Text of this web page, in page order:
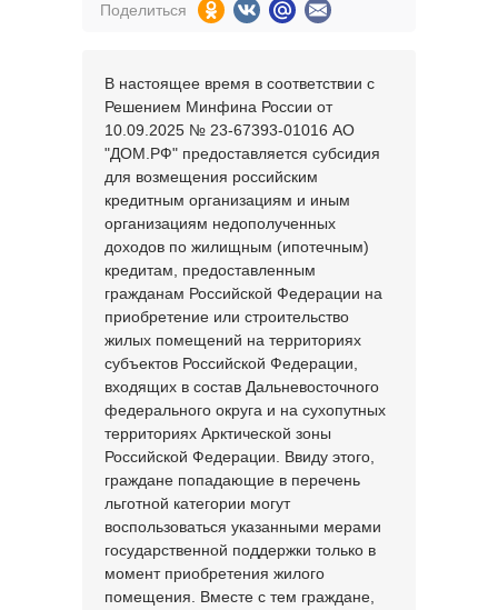
Поделиться
В настоящее время в соответствии с
Решением Минфина России от
10.09.2025 № 23-67393-01016 АО
"ДОМ.РФ" предоставляется субсидия
для возмещения российским
кредитным организациям и иным
организациям недополученных
доходов по жилищным (ипотечным)
кредитам, предоставленным
гражданам Российской Федерации на
приобретение или строительство
жилых помещений на территориях
субъектов Российской Федерации,
входящих в состав Дальневосточного
федерального округа и на сухопутных
территориях Арктической зоны
Российской Федерации. Ввиду этого,
граждане попадающие в перечень
льготной категории могут
воспользоваться указанными мерами
государственной поддержки только в
момент приобретения жилого
помещения. Вместе с тем граждане,